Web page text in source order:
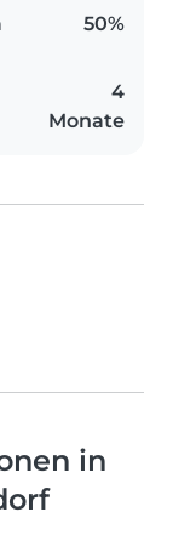
50%
4
Monate
in